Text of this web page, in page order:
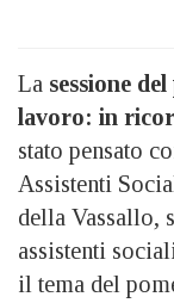
La sessione
lavoro: in
stato pensato
Assistenti
della
assistenti
il tema del